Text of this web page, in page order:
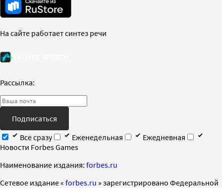
На сайте работает синтез речи
Рассылка:
Подписаться
Все сразу
Еженедельная
Ежедневная
Новости Forbes Games
Наименование издания: forbes.ru
Cетевое издание « forbes.ru » зарегистрировано Федеральной